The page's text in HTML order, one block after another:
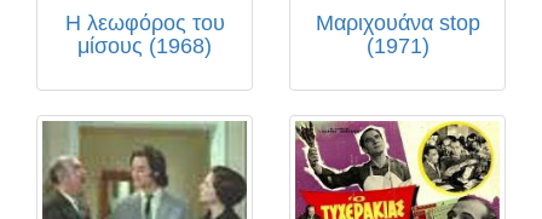
Η λεωφόρος του
μίσους (1968)
Μαριχουάνα stop
(1971)